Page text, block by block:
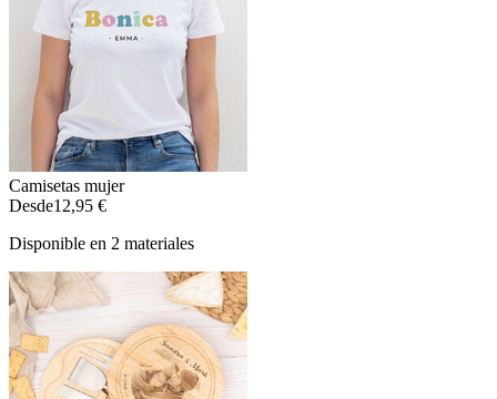
Camisetas mujer
Desde12,95 €
Disponible en 2 materiales